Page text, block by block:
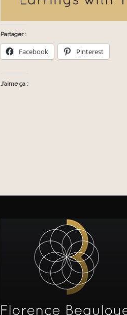
Partager :
Facebook Pinterest
J’aime ça :